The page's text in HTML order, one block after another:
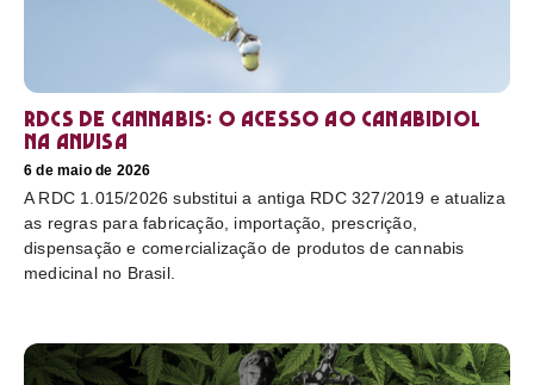
RDCs de cannabis: o acesso ao canabidiol
na Anvisa
6 de maio de 2026
A RDC 1.015/2026 substitui a antiga RDC 327/2019 e atualiza
as regras para fabricação, importação, prescrição,
dispensação e comercialização de produtos de cannabis
medicinal no Brasil.